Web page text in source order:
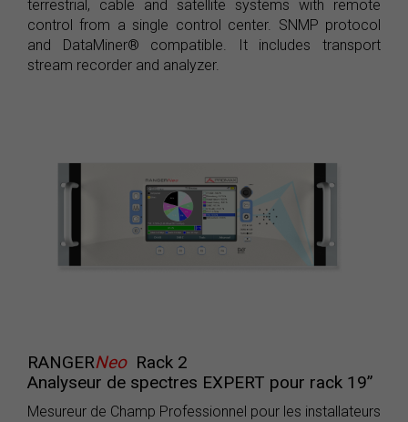
terrestrial, cable and satellite systems with remote
control from a single control center. SNMP protocol
and DataMiner® compatible. It includes transport
stream recorder and analyzer.
RANGERNeo Rack 2
Analyseur de spectres EXPERT pour rack 19”
Mesureur de Champ Professionnel pour les installateurs